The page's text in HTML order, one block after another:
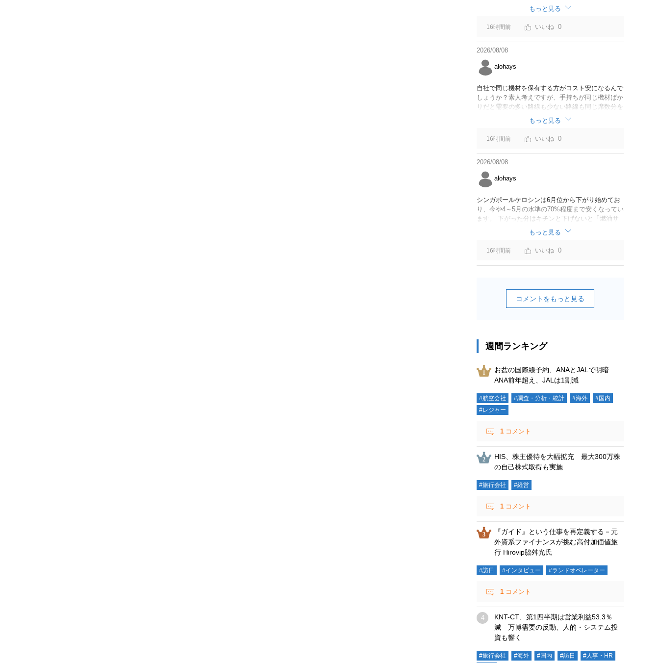
なければいいですが。
もっと見る
16時間前 0
2026/08/08
alohays
自社で同じ機材を保有する方がコスト安になるんで
しょうか？素人考えですが、手持ちが同じ機材ばか
りだと需要の多い路線も少ない路線も同じ席数分を
供給することになるので、需要が多い路線には大型
機材を当て、少ない路線には小型機材を当てるな
ど、席数を調整するにはリース契約の方が対応しや
すいと思いました。
もっと見る
16時間前 0
2026/08/08
alohays
シンガポールケロシンは6月位から下がり始めてお
り、今や4～5月の水準の70%程度まで安くなってい
ます。 下がった分はキチンと下げないと「燃油サ
ーチャージ＝利益」と判断されますよ。
もっと見る
16時間前 0
コメントをもっと見る
週間ランキング
お盆の国際線予約、ANAとJALで明暗
ANA前年超え、JALは1割減
#航空会社 #調査・分析・統計 #海外
#国内
#レジャー
1 コメント
HIS、株主優待を大幅拡充 最大300万株
の自己株式取得も実施
#旅行会社 #経営
1 コメント
『ガイド』という仕事を再定義する－元
外資系ファイナンスが挑む高付加価値旅
行 Hirovip脇舛光氏
#訪日 #インタビュー #ランドオペレーター
1 コメント
KNT-CT、第1四半期は営業利益53.3％
減 万博需要の反動、人的・システム投
資も響く
#旅行会社 #海外 #国内 #訪日 #人事・HR